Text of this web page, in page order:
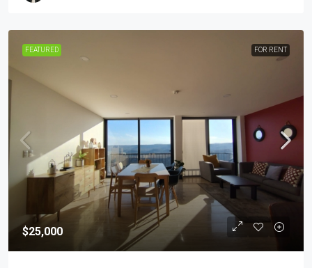
FEATURED FOR RENT
$25,000